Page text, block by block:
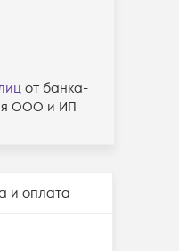
от банка-
ООО и ИП
и оплата